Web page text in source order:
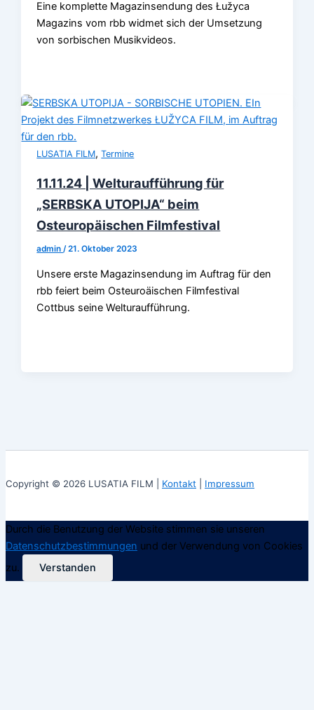
Eine komplette Magazinsendung des Łužyca
Magazins vom rbb widmet sich der Umsetzung
von sorbischen Musikvideos.
LUSATIA FILM,Termine
11.11.24 | Welturaufführung für
„SERBSKA UTOPIJA“ beim
Osteuropäischen Filmfestival
admin/21. Oktober 2023
Unsere erste Magazinsendung im Auftrag für den
rbb feiert beim Osteuroäischen Filmfestival
Cottbus seine Welturaufführung.
Copyright © 2026 LUSATIA FILM | Kontakt Impressum
Durch die Benutzung der Website stimmen sie unseren
Datenschutzbestimmungen und der Verwendung von Cookies
zu.
Verstanden